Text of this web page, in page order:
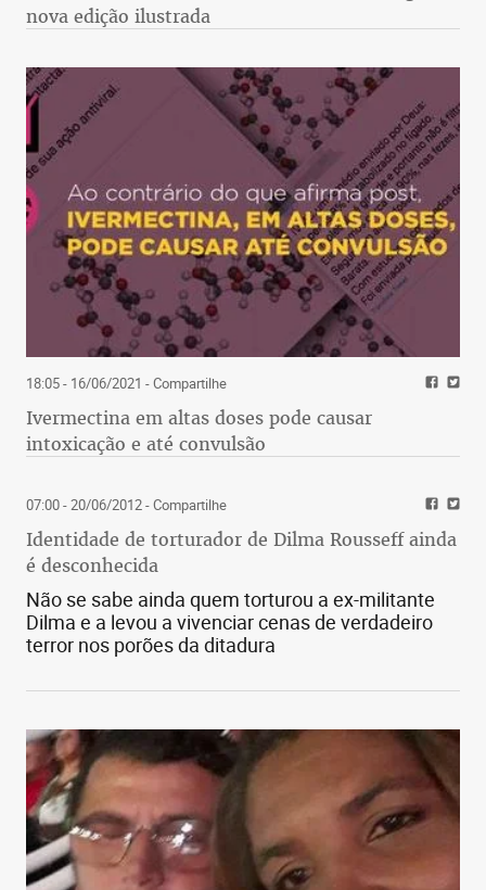
nova edição ilustrada
18:05 - 16/06/2021 - Compartilhe
Ivermectina em altas doses pode causar
intoxicação e até convulsão
07:00 - 20/06/2012- Compartilhe
Identidade de torturador de Dilma Rousseff ainda
é desconhecida
Não se sabe ainda quem torturou a ex-militante
Dilma e a levou a vivenciar cenas de verdadeiro
terror nos porões da ditadura